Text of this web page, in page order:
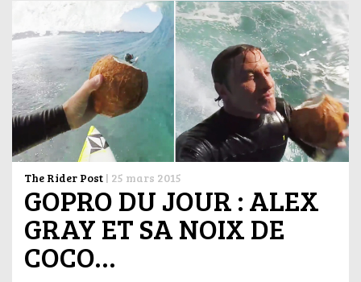
The Rider Post | 25 mars 2015
GOPRO DU JOUR : ALEX
GRAY ET SA NOIX DE
COCO…